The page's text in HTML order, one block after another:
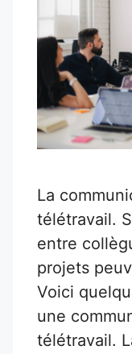
La
télétravail.
entre
projets
Voici
une
télétravail.